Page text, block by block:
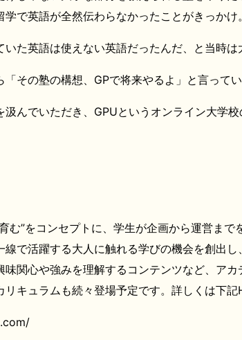
で英語が全然伝わらなかったことがきっかけ。
た英語は使えない英語だったんだ、と当時は
その塾の構想、GPで将来やるよ」と言って
汲んでいただき、GPUというオンライン大学
む”をコンセプトに、学生が企画から運営ま
線で活躍する大人に触れる学びの機会を創出
味関心や強みを理解するコンテンツなど、ア
キュラムも続々登場予定です。詳しくは下記